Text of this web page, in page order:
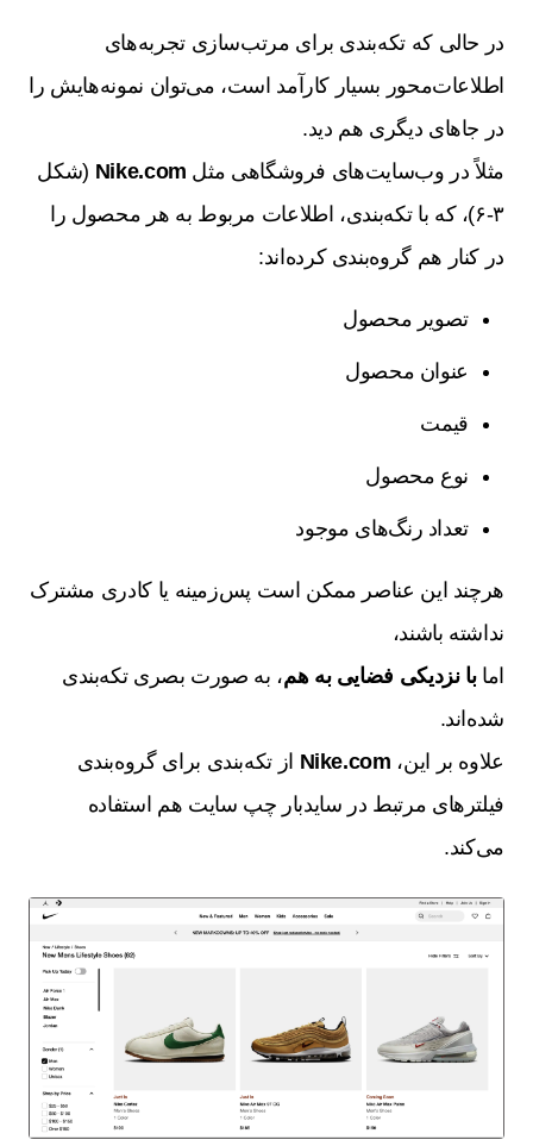
در حالی که تکه‌بندی برای مرتب‌سازی تجربه‌های
اطلاعات‌محور بسیار کارآمد است، می‌توان نمونه‌هایش را
در جاهای دیگری هم دید.
مثلاً در وب‌سایت‌های فروشگاهی مثل Nike.com (شکل
۳-۶)، که با تکه‌بندی، اطلاعات مربوط به هر محصول را
در کنار هم گروه‌بندی کرده‌اند:
تصویر محصول
عنوان محصول
قیمت
نوع محصول
تعداد رنگ‌های موجود
هرچند این عناصر ممکن است پس‌زمینه یا کادری مشترک
نداشته باشند،
امابا نزدیکی فضایی به هم، به صورت بصری تکه‌بندی
شده‌اند.
علاوه بر این، Nike.com از تکه‌بندی برای گروه‌بندی
فیلترهای مرتبط در سایدبار چپ سایت هم استفاده
می‌کند.